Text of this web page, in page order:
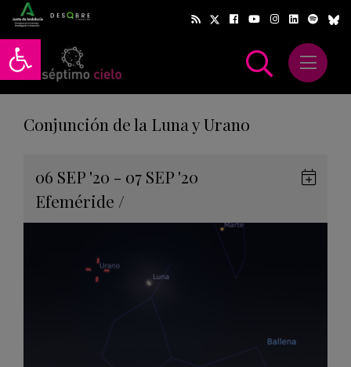
Abrir barra de herramientas
Abrir
Conjunción de la Luna y Urano
06 SEP '20 - 07 SEP '20
Efeméride /